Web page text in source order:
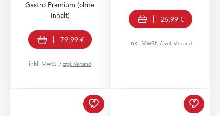
Gastro Premium (ohne
Inhalt)
In den Warenkorb
79,99 €
inkl. MwSt. /zzgl. Versand
In den Warenkorb
26,99 €
inkl. MwSt. /zzgl. Versand
Teedauerfilter